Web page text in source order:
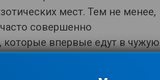
мест. Тем не менее,
совершенно
впервые едут в чужую
вы планируете
ситуации (если вы не